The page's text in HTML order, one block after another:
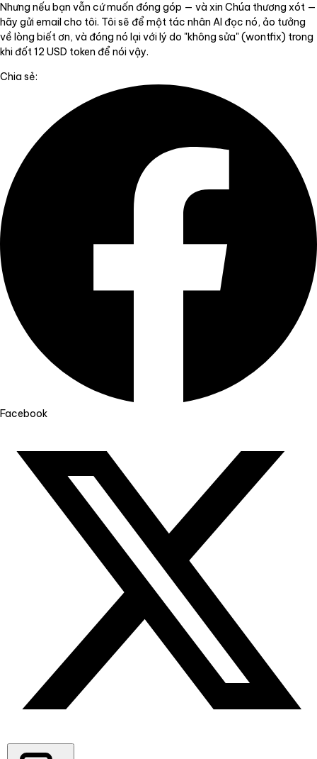
Nhưng nếu bạn vẫn cứ muốn đóng góp — và xin Chúa thương xót —
hãy gửi email cho tôi. Tôi sẽ để một tác nhân AI đọc nó, ảo tưởng
về lòng biết ơn, và đóng nó lại với lý do "không sửa" (wontfix) trong
khi đốt 12 USD token để nói vậy.
Chia sẻ:
Facebook